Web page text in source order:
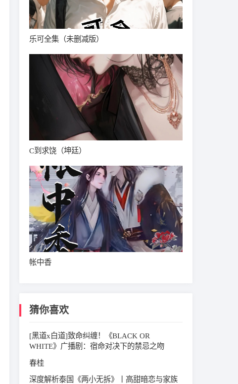
乐可全集（未删减版）
C到求饶（坤廷）
帐中香
猜你喜欢
[黑道x白道]致命纠缠！《BLACK OR
WHITE》广播剧：宿命对决下的禁忌之吻
春桂
深度解析泰国《两小无拆》丨高甜暗恋与家族